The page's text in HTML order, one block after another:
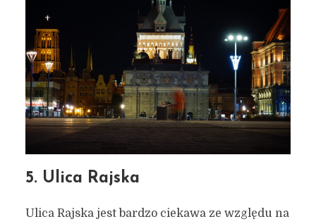
Spacer po centrum
5. Ulica Rajska
Ulica Rajska jest bardzo ciekawa ze względu na